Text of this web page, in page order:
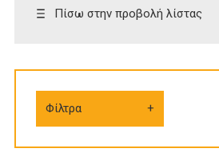
Πίσω στην προβολή λίστας
Φίλτρα